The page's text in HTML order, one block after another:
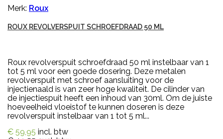
Merk: Roux
ROUX REVOLVERSPUIT SCHROEFDRAAD 50 ML
Roux revolverspuit schroefdraad 50 ml instelbaar van 1
tot 5 ml voor een goede dosering. Deze metalen
revolverspuit met schroef aansluiting voor de
injectienaald is van zeer hoge kwaliteit. De cilinder van
de injectiespuit heeft een inhoud van 30ml. Om de juiste
hoeveelheid vloeistof te kunnen doseren is deze
revolverspuit instelbaar van 1 tot 5 ml...
€ 59,95 incl. btw